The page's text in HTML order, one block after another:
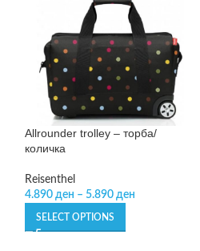
Allrounder trolley – торба/
количка
Reisenthel
4.890 ден – 5.890 ден
SELECT OPTIONS